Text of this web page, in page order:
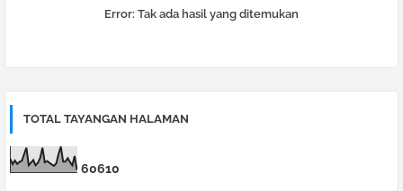
Error: Tak ada hasil yang ditemukan
TOTAL TAYANGAN HALAMAN
60610